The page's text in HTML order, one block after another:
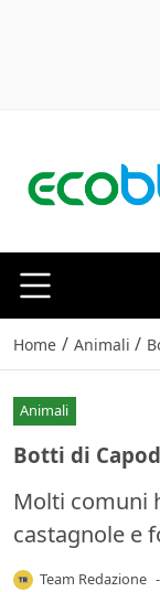
Home / Animali /
Animali
Botti di
Molti comuni
castagnole e
Team Redazione -